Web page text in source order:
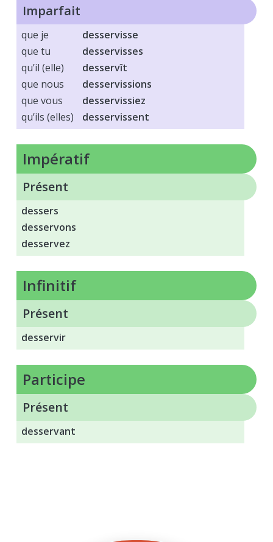
Imparfait
que je
desservisse
que tu
desservisses
qu’il (elle)
desservît
que nous
desservissions
que vous
desservissiez
qu’ils (elles)
desservissent
impératif
Présent
dessers
desservons
desservez
infinitif
Présent
desservir
participe
Présent
desservant